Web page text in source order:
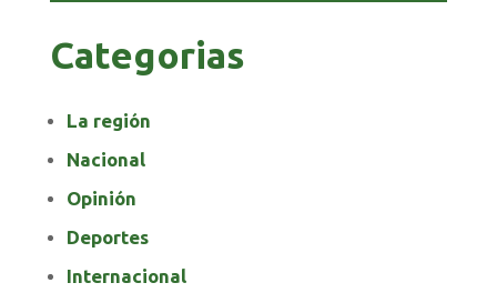
Categorias
La región
Nacional
Opinión
Deportes
Internacional